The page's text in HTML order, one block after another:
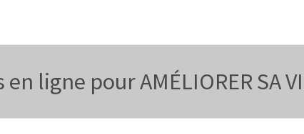
ligne pour AMÉLIORER SA